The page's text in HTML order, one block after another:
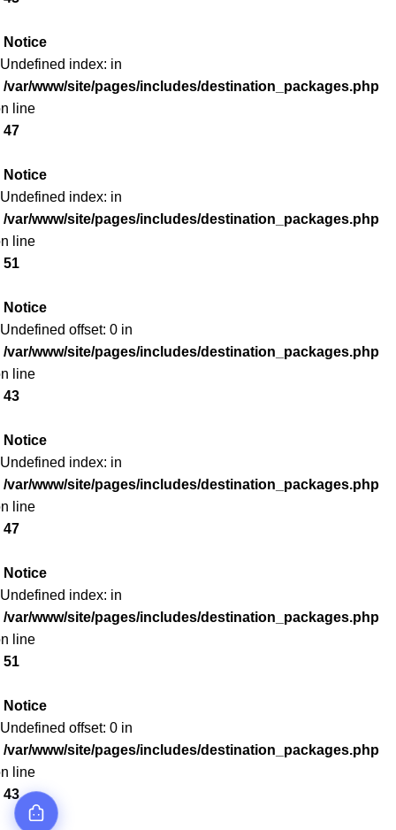
Notice
index: in
/var/www/site/pages/includes/destination_packages.php
line
47
Notice
index: in
/var/www/site/pages/includes/destination_packages.php
line
51
Notice
offset: 0 in
/var/www/site/pages/includes/destination_packages.php
line
43
Notice
index: in
/var/www/site/pages/includes/destination_packages.php
line
47
Notice
index: in
/var/www/site/pages/includes/destination_packages.php
line
51
Notice
offset: 0 in
/var/www/site/pages/includes/destination_packages.php
line
43